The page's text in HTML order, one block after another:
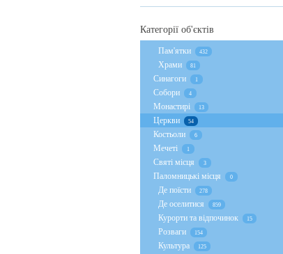
Категорії об'єктів
Пам'ятки 432
Храми 81
Cинагоги 1
Собори 4
Монастирі 13
Церкви 54
Костьоли 6
Мечеті 1
Святі місця 3
Паломницькі місця 0
Де поїсти 278
Де оселитися 859
Курорти та відпочинок 15
Розваги 154
Культура 125